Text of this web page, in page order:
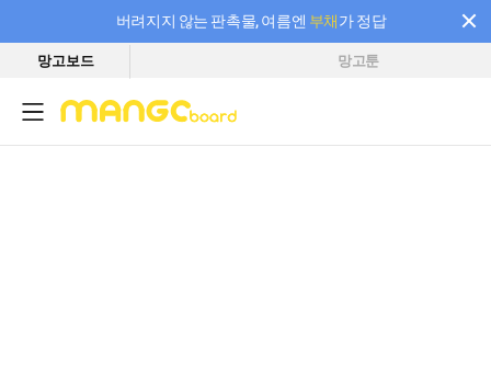
버려지지 않는 판촉물, 여름엔 부채가 정답
필요한 만큼 충전하고 끊김 없이 작업하세요! 새로워진 AI 부스터 요금제
망고보드 망고툰